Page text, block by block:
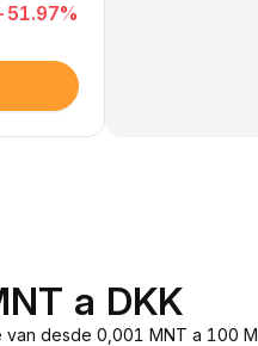
51.97%
a DKK
desde 0,001 MNT a 100